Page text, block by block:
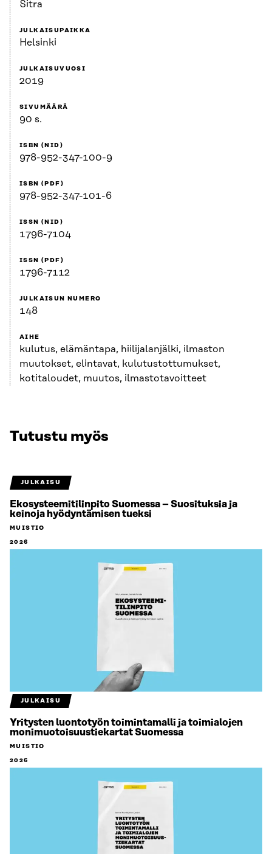
Sitra
JULKAISUPAIKKA
Helsinki
JULKAISUVUOSI
2019
SIVUMÄÄRÄ
90 s.
ISBN (NID)
978-952-347-100-9
ISBN (PDF)
978-952-347-101-6
ISSN (NID)
1796-7104
ISSN (PDF)
1796-7112
JULKAISUN NUMERO
148
AIHE
kulutus, elämäntapa, hiilijalanjälki, ilmaston
muutokset, elintavat, kulutustottumukset,
kotitaloudet, muutos, ilmastotavoitteet
Tutustu myös
JULKAISU
Ekosysteemitilinpito Suomessa – Suosituksia ja
keinoja hyödyntämisen tueksi
MUISTIO
2026
JULKAISU
Yritysten luontotyön toimintamalli ja toimialojen
monimuotoisuustiekartat Suomessa
MUISTIO
2026